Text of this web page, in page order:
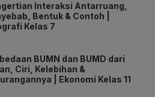
Interaksi Antarruang,
Bentuk & Contoh |
Kelas 7
BUMN dan BUMD dari
Ciri, Kelebihan &
| Ekonomi Kelas 11